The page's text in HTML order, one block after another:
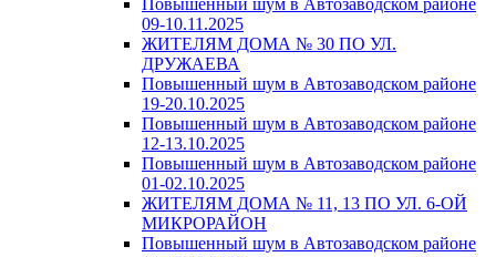
Повышенный шум в Автозаводском районе
09-10.11.2025
ЖИТЕЛЯМ ДОМА № 30 ПО УЛ.
ДРУЖАЕВА
Повышенный шум в Автозаводском районе
19-20.10.2025
Повышенный шум в Автозаводском районе
12-13.10.2025
Повышенный шум в Автозаводском районе
01-02.10.2025
ЖИТЕЛЯМ ДОМА № 11, 13 ПО УЛ. 6-ОЙ
МИКРОРАЙОН
Повышенный шум в Автозаводском районе